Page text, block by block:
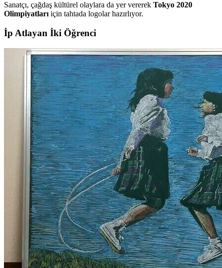
Sanatçı, çağdaş kültürel olaylara da yer vererek Tokyo 2020
Olimpiyatlarıiçin tahtada logolar hazırlıyor.
İp Atlayan İki Öğrenci